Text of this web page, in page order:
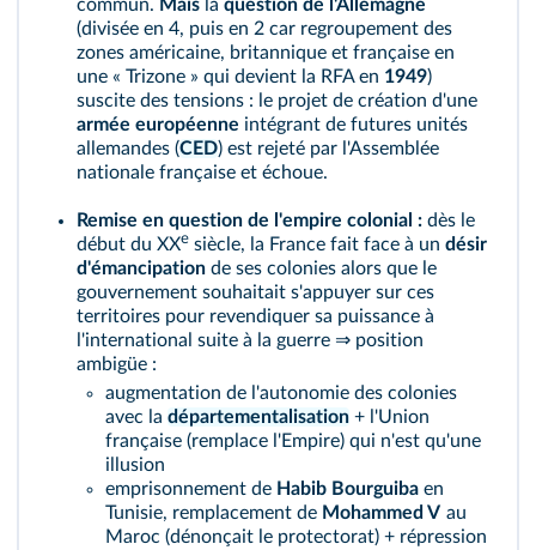
commun. Mais la question de l'Allemagne
(divisée en 4, puis en 2 car regroupement des
zones américaine, britannique et française en
une « Trizone » qui devient la RFA en 1949)
suscite des tensions : le projet de création d'une
armée européenne intégrant de futures unités
allemandes (CED) est rejeté par l'Assemblée
nationale française et échoue.
Remise en question de l'empire colonial : dès le
début du XXe siècle, la France fait face à un désir
d'émancipation de ses colonies alors que le
gouvernement souhaitait s'appuyer sur ces
territoires pour revendiquer sa puissance à
l'international suite à la guerre ⇒ position
ambigüe :
augmentation de l'autonomie des colonies
avec la départementalisation + l'Union
française (remplace l'Empire) qui n'est qu'une
illusion
emprisonnement de Habib Bourguiba en
Tunisie, remplacement de Mohammed V au
Maroc (dénonçait le protectorat) + répression